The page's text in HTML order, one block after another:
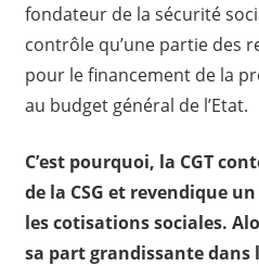
fondateur de la sécurité
contrôle qu’une partie des
pour le financement de la
au budget général de l’Etat.
C’est pourquoi, la CGT
de la CSG et revendique
les cotisations sociales.
sa part grandissante dans